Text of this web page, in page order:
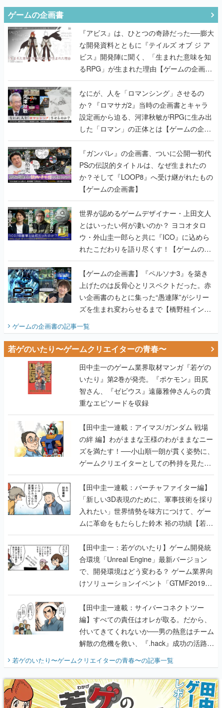
ゲームの企画書
『アビス』は、ひとつの奇跡だった──膨大
な開発資料とともに『テイルズ オブ ジ ア
ビス』開発陣に聞く、「生まれた意味を知
るRPG」が生まれた理由【ゲームの企画
書】
なにが、人を「ロマンシング」させるの
か？『ロマサガ2』当時の企画書とキャラ
設定画から迫る、河津秋敏がRPGに生み出
した「ロマン」の正体とは【ゲームの企画
書】
『ガンパレ』の企画書、ついに公開━初代
PSの伝説的タイトルは、なぜ生まれたの
か？そして『LOOP8』へ受け継がれたもの
【ゲームの企画書】
世界が認めるゲームデザイナー・上田文人
とはいったい何が凄いのか？ ヨコオタロ
ウ・外山圭一郎らと共に『ICO』に込めら
れたこだわりを語り尽くす！【ゲームの企
画書】
【ゲームの企画書】『ペルソナ3』を築き
上げたのは反骨心とリスペクトだった。赤
い企画書のもとに集った“愚連隊”がシリー
ズを生まれ変わらせるまで【橋野桂インタ
ゲームの企画書の記事一覧
若ゲのいたり〜ゲームクリエイターの青春〜
田中圭一のゲーム業界取材マンガ『若ゲの
いたり』第2巻が発売。『ポケモン』田尻
智さん、『ゼビウス』遠藤雅伸さんらの貴
重なエピソードを収録
【田中圭一連載：アイマス/ガンダム 戦場
の絆 編】わがままな王様のわがままなニー
ズを満たす！──小山順一朗が貫く姿勢に、
ゲームクリエイターとしての矜持を見た
【若ゲのいたり最終回】
【田中圭一連載：バーチャファイター編】
「新しい3D表現のために、軍事技術を採り
入れたい」世界情勢を味方につけて、ゲー
ムに革命をもたらした鈴木 裕の功績【若ゲ
のいたり】
【田中圭一：若ゲのいたり】ゲーム開発統
合環境「Unreal Engine」最新バージョン
で、開発環境はどう変わる？ ゲーム業界向
けソリューションイベント「GTMF2019」
に行って、より理解を深めよう【PR】
【田中圭一連載：サイバーコネクトツー
編】すべての責任はオレが取る。だから、
付いてきてくれないか──男の熱意はチーム
解散の危機を救い、『.hack』成功の活路を
『少年ジャンプ』色だった【若ゲのいた
り】
若ゲのいたり〜ゲームクリエイターの青春〜の記事一覧